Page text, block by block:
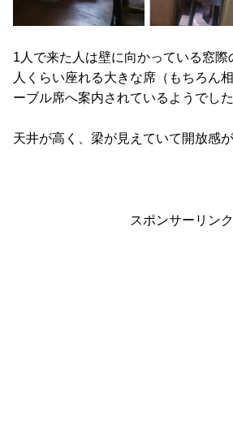
1人で来た人は壁に向かっている窓
人くらい座れる大きな席（もちろん
ーブル席へ案内されているようでした
天井が高く、梁が見えていて開放感
スポンサーリンク